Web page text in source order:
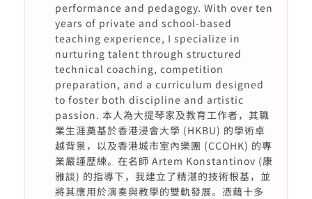
performance and pedagogy. With over ten
years of private and school-based
teaching experience, I specialize in
nurturing talent through structured
technical coaching, competition
preparation, and a curriculum designed
to foster both discipline and artistic
passion. 本人為大提琴家及教育工作者，其職
業生涯奠基於香港浸會大學 (HKBU) 的學術卓
越背景，以及香港城市室內樂團 (CCOHK) 的專
業嚴謹歷練。在名師 Artem Konstantinov (康
雅談) 的指導下，我建立了精湛的技術根基，並
將其應用於演奏與教學的雙軌發展。憑藉十多